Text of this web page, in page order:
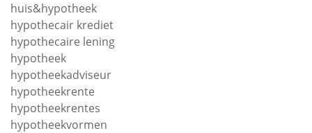
huis&hypotheek
hypothecair krediet
hypothecaire lening
hypotheek
hypotheekadviseur
hypotheekrente
hypotheekrentes
hypotheekvormen